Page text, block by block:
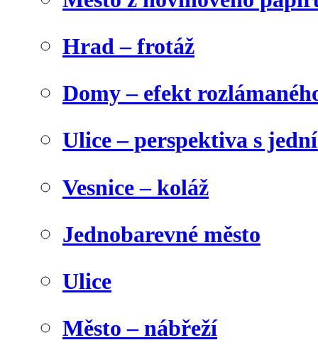
Hrad – frotáž
Domy – efekt
Ulice – perspektiva s
Vesnice – koláž
Jednobarevné město
Ulice
Město – nábřeží